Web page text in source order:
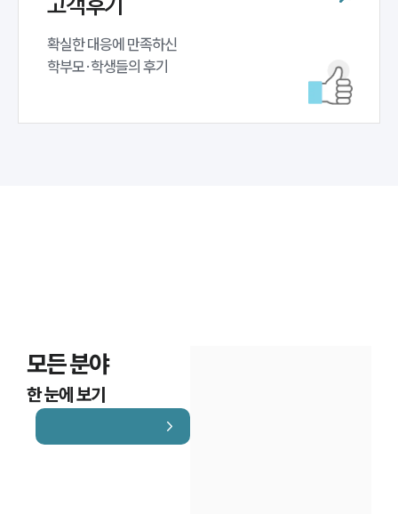
확실한 대응에 만족하신
학부모·학생들의 후기
모든 분야
한 눈에 보기